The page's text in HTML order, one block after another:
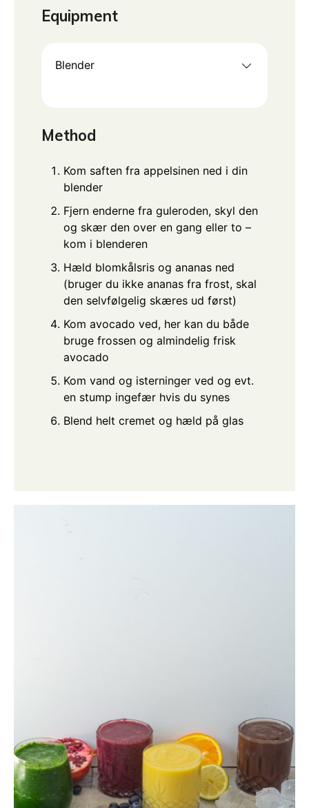
Equipment
Blender
Method
Kom saften fra appelsinen ned i din
blender
Fjern enderne fra guleroden, skyl den
og skær den over en gang eller to –
kom i blenderen
Hæld blomkålsris og ananas ned
(bruger du ikke ananas fra frost, skal
den selvfølgelig skæres ud først)
Kom avocado ved, her kan du både
bruge frossen og almindelig frisk
avocado
Kom vand og isterninger ved og evt.
en stump ingefær hvis du synes
Blend helt cremet og hæld på glas